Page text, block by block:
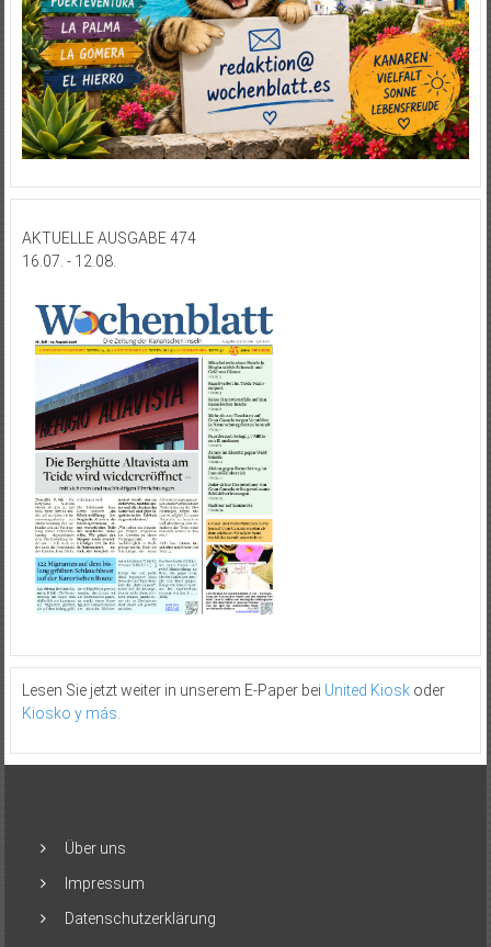
AKTUELLE AUSGABE 474
16.07. - 12.08.
Lesen Sie jetzt weiter in unserem E-Paper bei United Kioskoder
Kiosko y más
Über uns
Impressum
Datenschutzerklärung